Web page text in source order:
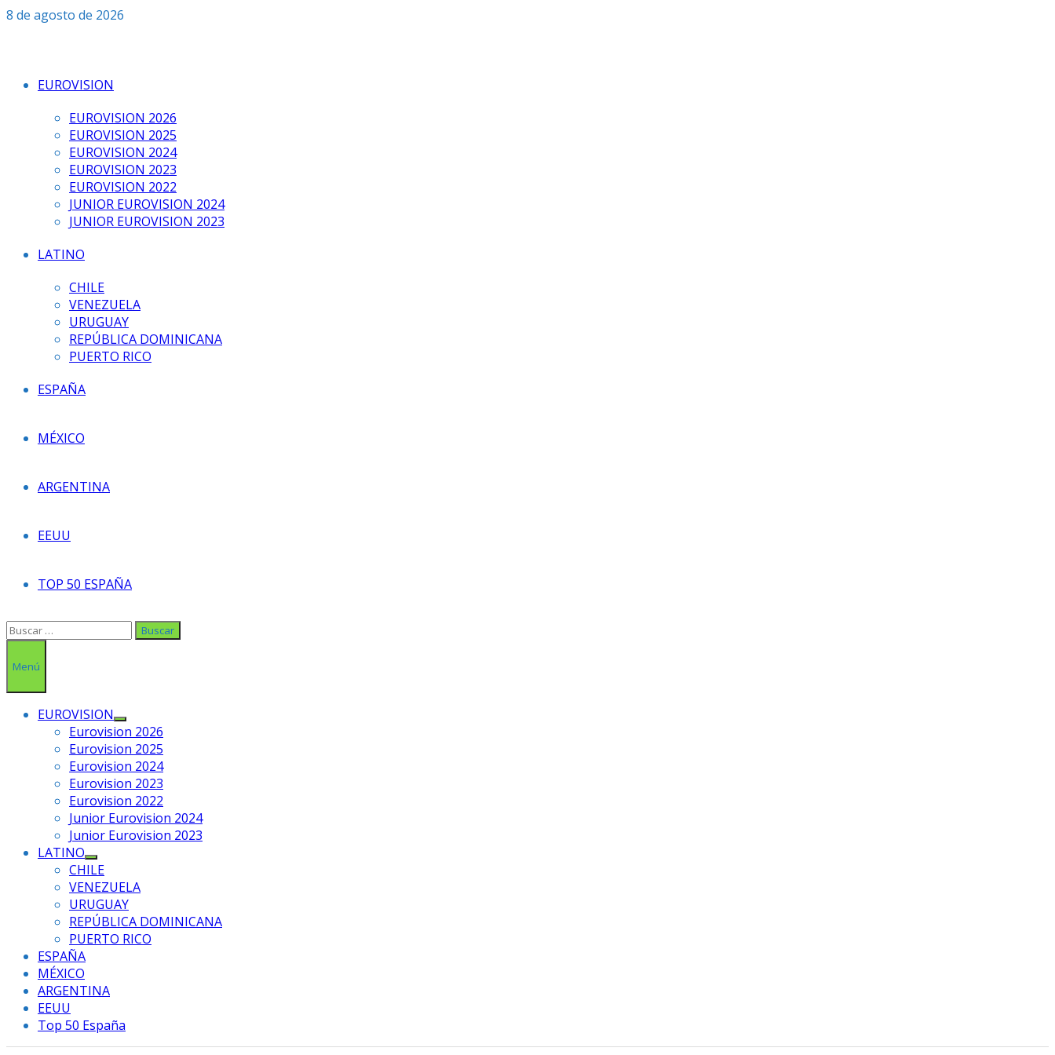
Saltar
8 de agosto de 2026
EUROVISION
EUROVISION 2026
EUROVISION 2025
EUROVISION 2024
EUROVISION 2023
EUROVISION 2022
JUNIOR EUROVISION 2024
JUNIOR EUROVISION 2023
LATINO
CHILE
VENEZUELA
URUGUAY
REPÚBLICA DOMINICANA
PUERTO RICO
ESPAÑA
MÉXICO
ARGENTINA
EEUU
TOP 50 ESPAÑA
Buscar:
Menú
EUROVISION
Mostrar
el
submenú
Eurovision 2026
Eurovision 2025
Eurovision 2024
Eurovision 2023
Eurovision 2022
Junior Eurovision 2024
Junior Eurovision 2023
LATINO
Mostrar
el
submenú
CHILE
VENEZUELA
URUGUAY
REPÚBLICA DOMINICANA
PUERTO RICO
ESPAÑA
MÉXICO
ARGENTINA
EEUU
Top 50 España